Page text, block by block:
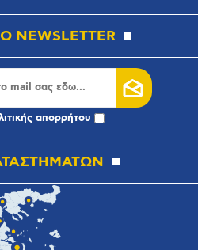
NEWSLETTER
απορρήτου